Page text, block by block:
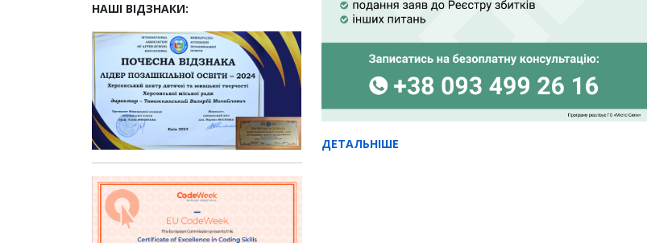
НАШІ ВІДЗНАКИ:
ДЕТАЛЬНІШЕ